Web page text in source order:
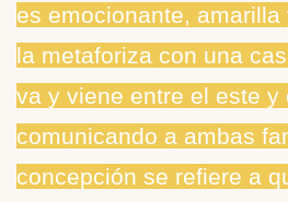
es emocionante,
la metaforiza con una
va y viene entre el este y
comunicando a ambas
concepción se refiere a